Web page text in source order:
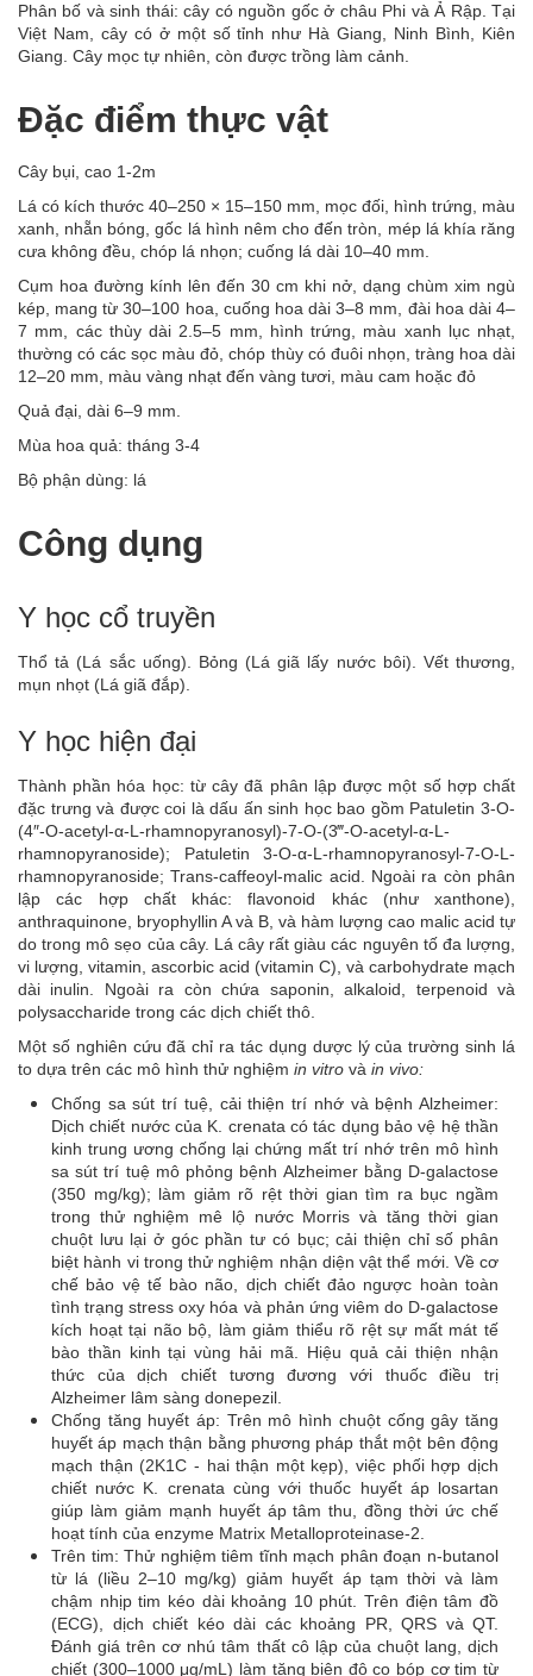
Phân bố và sinh thái: cây có nguồn gốc ở châu Phi và Ả Rập. Tại
Việt Nam, cây có ở một số tỉnh như Hà Giang, Ninh Bình, Kiên
Giang. Cây mọc tự nhiên, còn được trồng làm cảnh.
Đặc điểm thực vật
Cây bụi, cao 1-2m
Lá có kích thước 40–250 × 15–150 mm, mọc đối, hình trứng, màu
xanh, nhẵn bóng, gốc lá hình nêm cho đến tròn, mép lá khía răng
cưa không đều, chóp lá nhọn; cuống lá dài 10–40 mm.
Cụm hoa đường kính lên đến 30 cm khi nở, dạng chùm xim ngù
kép, mang từ 30–100 hoa, cuống hoa dài 3–8 mm, đài hoa dài 4–
7 mm, các thùy dài 2.5–5 mm, hình trứng, màu xanh lục nhạt,
thường có các sọc màu đỏ, chóp thùy có đuôi nhọn, tràng hoa dài
12–20 mm, màu vàng nhạt đến vàng tươi, màu cam hoặc đỏ
Quả đại, dài 6–9 mm.
Mùa hoa quả: tháng 3-4
Bộ phận dùng: lá
Công dụng
Y học cổ truyền
Thổ tả (Lá sắc uống). Bỏng (Lá giã lấy nước bôi). Vết thương,
mụn nhọt (Lá giã đắp).
Y học hiện đại
Thành phần hóa học: từ cây đã phân lập được một số hợp chất
đặc trưng và được coi là dấu ấn sinh học bao gồm Patuletin 3-O-
(4″-O-acetyl-α-L-rhamnopyranosyl)-7-O-(3‴-O-acetyl-α-L-
rhamnopyranoside); Patuletin 3-O-α-L-rhamnopyranosyl-7-O-L-
rhamnopyranoside; Trans-caffeoyl-malic acid. Ngoài ra còn phân
lập các hợp chất khác: flavonoid khác (như xanthone),
anthraquinone, bryophyllin A và B, và hàm lượng cao malic acid tự
do trong mô sẹo của cây. Lá cây rất giàu các nguyên tố đa lượng,
vi lượng, vitamin, ascorbic acid (vitamin C), và carbohydrate mạch
dài inulin. Ngoài ra còn chứa saponin, alkaloid, terpenoid và
polysaccharide trong các dịch chiết thô.
Một số nghiên cứu đã chỉ ra tác dụng dược lý của trường sinh lá
to dựa trên các mô hình thử nghiệm in vitro và in vivo:
Chống sa sút trí tuệ, cải thiện trí nhớ và bệnh Alzheimer:
Dịch chiết nước của K. crenata có tác dụng bảo vệ hệ thần
kinh trung ương chống lại chứng mất trí nhớ trên mô hình
sa sút trí tuệ mô phỏng bệnh Alzheimer bằng D-galactose
(350 mg/kg); làm giảm rõ rệt thời gian tìm ra bục ngầm
trong thử nghiệm mê lộ nước Morris và tăng thời gian
chuột lưu lại ở góc phần tư có bục; cải thiện chỉ số phân
biệt hành vi trong thử nghiệm nhận diện vật thể mới. Về cơ
chế bảo vệ tế bào não, dịch chiết đảo ngược hoàn toàn
tình trạng stress oxy hóa và phản ứng viêm do D-galactose
kích hoạt tại não bộ, làm giảm thiểu rõ rệt sự mất mát tế
bào thần kinh tại vùng hải mã. Hiệu quả cải thiện nhận
thức của dịch chiết tương đương với thuốc điều trị
Alzheimer lâm sàng donepezil.
Chống tăng huyết áp: Trên mô hình chuột cống gây tăng
huyết áp mạch thận bằng phương pháp thắt một bên động
mạch thận (2K1C - hai thận một kẹp), việc phối hợp dịch
chiết nước K. crenata cùng với thuốc huyết áp losartan
giúp làm giảm mạnh huyết áp tâm thu, đồng thời ức chế
hoạt tính của enzyme Matrix Metalloproteinase-2.
Trên tim: Thử nghiệm tiêm tĩnh mạch phân đoạn n-butanol
từ lá (liều 2–10 mg/kg) giảm huyết áp tạm thời và làm
chậm nhịp tim kéo dài khoảng 10 phút. Trên điện tâm đồ
(ECG), dịch chiết kéo dài các khoảng PR, QRS và QT.
Đánh giá trên cơ nhú tâm thất cô lập của chuột lang, dịch
chiết (300–1000 μg/mL) làm tăng biên độ co bóp cơ tim từ